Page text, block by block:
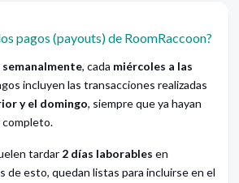
pagos (payouts) de RoomRaccoon?
semanalmente, cada miércoles a las
incluyen las transacciones realizadas
y el domingo, siempre que ya hayan
completo.
tardar 2 días laborables en
de esto, quedan listas para incluirse en el